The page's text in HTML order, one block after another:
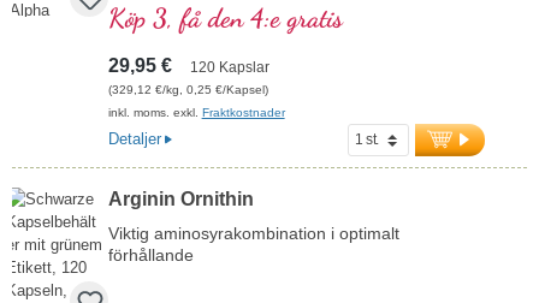
idrotten. Fritt från alla tillsatser och förpackat
med en aluminiumfri försegling erbjuder det en
högkvalitativ källa till aminosyran arginin.
Tillverkat i Tyskland enligt högsta
kvalitetsstandarder.
mer information om AAKG
Köp 3, få den 4:e gratis
29,95 € 120 Kapslar
(329,12 €/kg, 0,25 €/Kapsel)
inkl. moms. exkl. Fraktkostnader
Detaljer
Arginin Ornithin
Viktig aminosyrakombination i optimalt
förhållande